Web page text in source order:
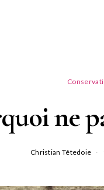
ne
Christian Têtedoie